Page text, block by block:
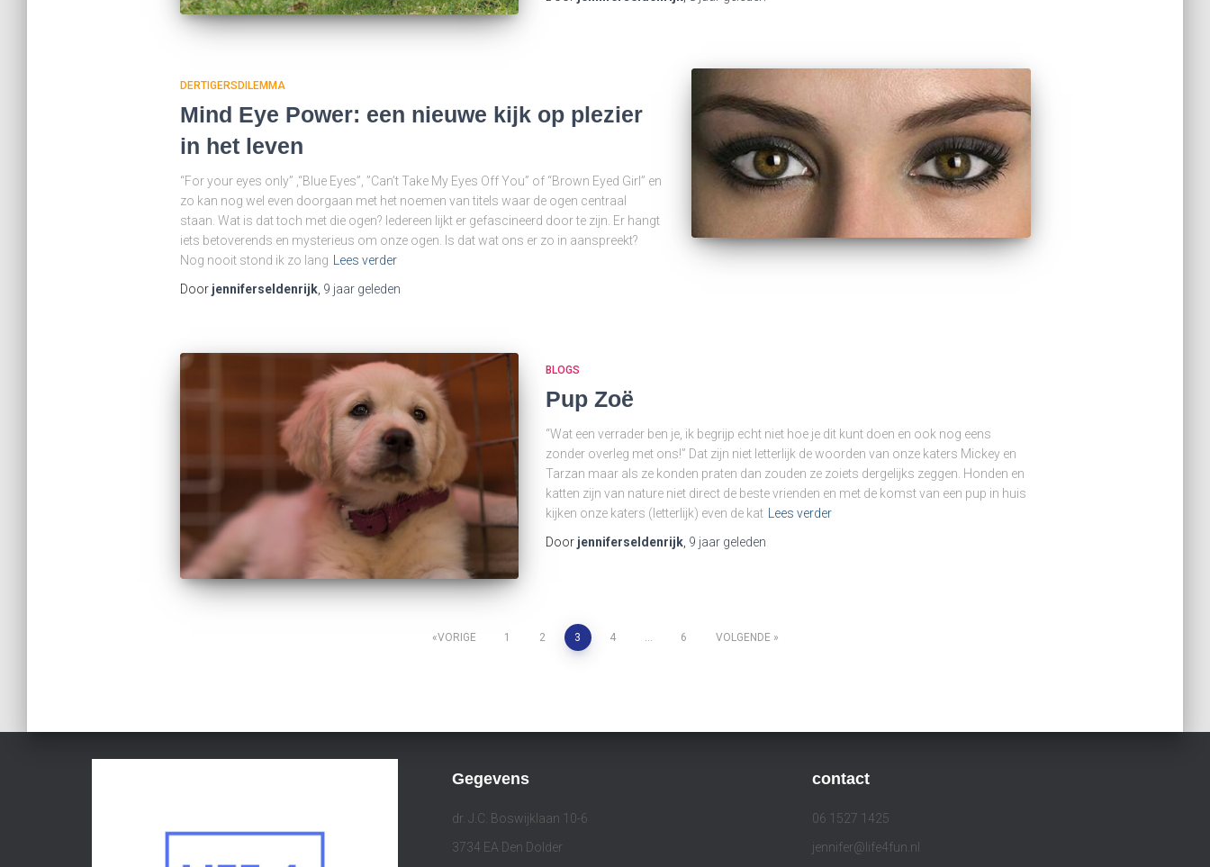
DERTIGERSDILEMMA
Mind Eye Power: een nieuwe kijk op plezier
in het leven
“For your eyes only” ,“Blue Eyes”, ”Can’t Take My Eyes Off You” of “Brown Eyed Girl” en
zo kan nog wel even doorgaan met het noemen van titels waar de ogen centraal
staan. Wat is dat toch met die ogen? Iedereen lijkt er gefascineerd door te zijn. Er hangt
iets betoverends en mysterieus om onze ogen. Is dat wat ons er zo in aanspreekt?
Nog nooit stond ik zo lang
Lees verder
Door jenniferseldenrijk, 9 jaargeleden
BLOGS
Pup Zoë
“Wat een verrader ben je, ik begrijp echt niet hoe je dit kunt doen en ook nog eens
zonder overleg met ons!” Dat zijn niet letterlijk de woorden van onze katers Mickey en
Tarzan maar als ze konden praten dan zouden ze zoiets dergelijks zeggen. Honden en
katten zijn van nature niet direct de beste vrienden en met de komst van een pup in huis
kijken onze katers (letterlijk) even de kat
Lees verder
Door jenniferseldenrijk, 9 jaargeleden
VORIGE 1 2 3 4 … 6 VOLGENDE
Gegevens
dr. J.C. Boswijklaan 10-6
3734 EA Den Dolder
contact
06 1527 1425
jennifer@life4fun.nl